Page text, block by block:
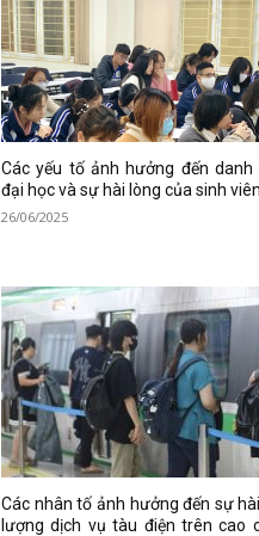
Các yếu tố ảnh hưởng đến
đại học và sự hài lòng của sinh viên
26/06/2025
Các nhân tố ảnh hưởng đến sự
lượng dịch vụ tàu điện trên cao